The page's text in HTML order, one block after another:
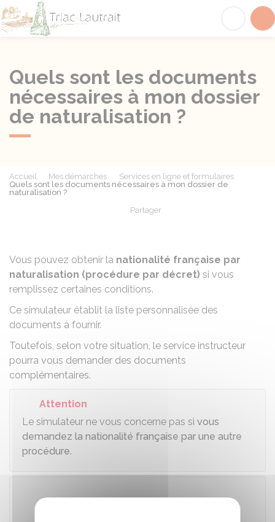
Quels sont les documents
nécessaires à mon dossier
de naturalisation ?
Accueil Mes démarches
Services en ligne et formulaires
Quels sont les documents nécessaires à mon dossier de
naturalisation ?
Partager
Vous pouvez obtenir la nationalité française par
naturalisation (procédure par décret) si vous
remplissez certaines conditions.
Ce simulateur établit la liste personnalisée des
documents à fournir.
Toutefois, selon votre situation, le service instructeur
pourra vous demander des documents
complémentaires.
Attention
Le simulateur ne vous concerne pas si vous
demandez la nationalité française par une autre
procédure.